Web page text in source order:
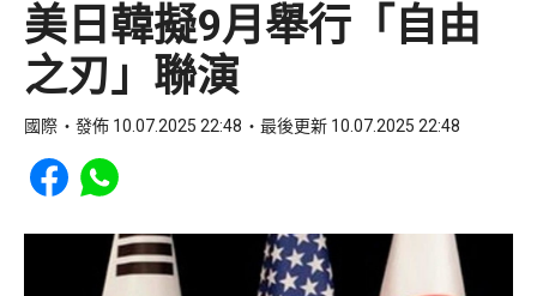
美日韓擬9月舉行「自由
之刃」聯演
國際 發佈 10.07.2025 22:48 最後更新 10.07.2025 22:48
Share to Facebook
Share to WhatsApp